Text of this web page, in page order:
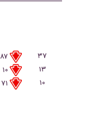
۸۷
۳۷
۱۰
۱۳
۷۱
۱۰